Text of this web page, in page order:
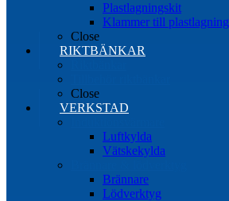
Plastlagningskit
Klammer till plastlagning
Close
RIKTBÄNKAR
Close
VERKSTAD
Luftkylda
Vätskekylda
Brännare
Lödverktyg